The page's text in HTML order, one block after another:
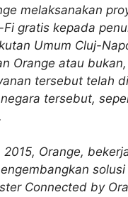
melaksanakan
gratis kepada
Umum Cluj-
Orange atau
tersebut telah
tersebut,
Orange,
Connected by